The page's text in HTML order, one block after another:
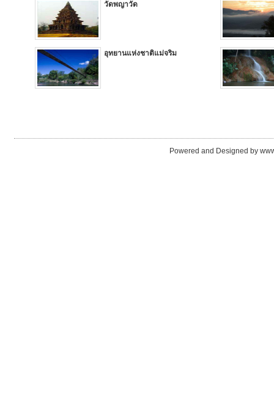
วัดพญาวัด
อุทยานแห่งชาติแม่จริม
Powered and Designed by